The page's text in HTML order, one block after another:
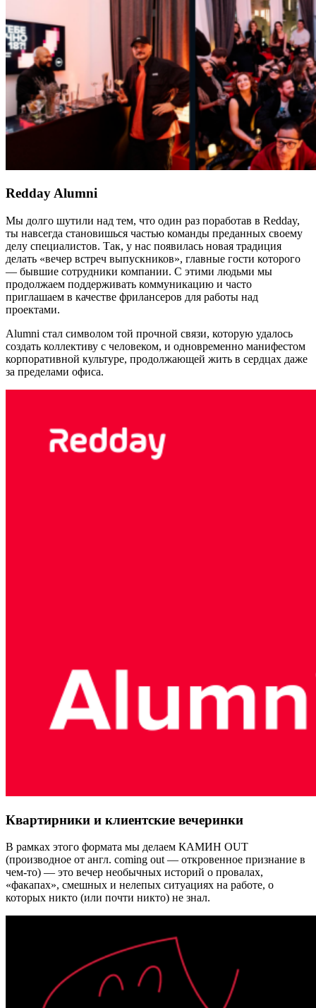
Redday Alumni
Мы долго шутили над тем, что один раз поработав в Redday,
ты навсегда становишься частью команды преданных своему
делу специалистов. Так, у нас появилась новая традиция
делать «вечер встреч выпускников», главные гости которого
— бывшие сотрудники компании. С этими людьми мы
продолжаем поддерживать коммуникацию и часто
приглашаем в качестве фрилансеров для работы над
проектами.
Alumni стал символом той прочной связи, которую удалось
создать коллективу с человеком, и одновременно манифестом
корпоративной культуре, продолжающей жить в сердцах даже
за пределами офиса.
Квартирники и клиентские вечеринки
В рамках этого формата мы делаем КАМИН OUT
(производное от англ. coming out — откровенное признание в
чем-то) — это вечер необычных историй о провалах,
«факапах», смешных и нелепых ситуациях на работе, о
которых никто (или почти никто) не знал.